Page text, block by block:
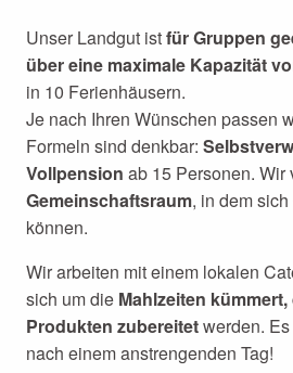
Unser Landgut istfür Gruppen
über eine maximale Kapazität
in 10 Ferienhäusern.
Je nach Ihren Wünschen passen
Formeln sind denkbar:
Vollpension ab 15 Personen. Wir
Gemeinschaftsraum, in dem
können.
Wir arbeiten mit einem lokalen
sich um die Mahlzeiten
Produkten zubereitetwerden.
nach einem anstrengenden Tag!